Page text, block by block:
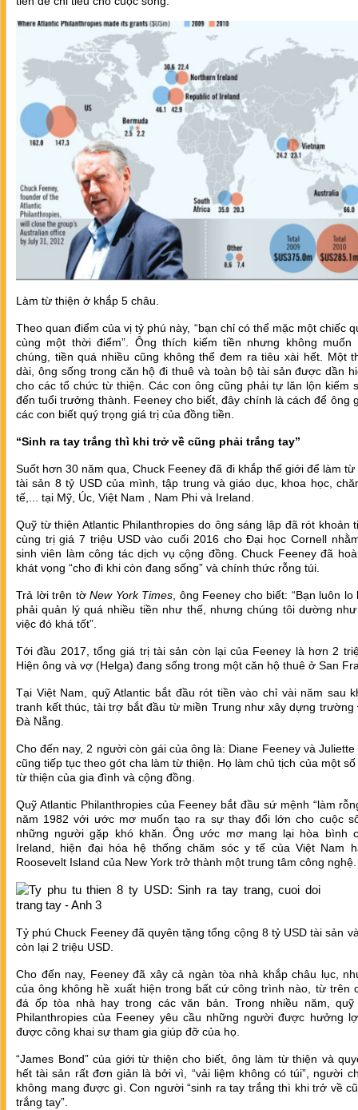
Làm từ thiện ở khắp 5 châu.
Theo quan điểm của vị tỷ phú này, “bạn chỉ có thể mặc một chiếc
cùng một thời điểm”. Ông thích kiếm tiền nhưng không muốn
chúng, tiền quá nhiều cũng không thể đem ra tiêu xài hết. Một
dài, ông sống trong căn hộ đi thuê và toàn bộ tài sản được dần
cho các tổ chức từ thiện. Các con ông cũng phải tự lăn lộn kiếm
đến tuổi trưởng thành. Feeney cho biết, đây chính là cách để ông
các con biết quý trọng giá trị của đồng tiền.
“Sinh ra tay trắng thì khi trở về cũng phải trắng tay”
Suốt hơn 30 năm qua, Chuck Feeney đã đi khắp thế giới để làm
tài sản 8 tỷ USD của mình, tập trung và giáo dục, khoa học,
tế,... tại Mỹ, Úc, Việt Nam , Nam Phi và Ireland.
Quỹ từ thiện Atlantic Philanthropies do ông sáng lập đã rót khoản
cùng trị giá 7 triệu USD vào cuối 2016 cho Đại học Cornell
sinh viên làm công tác dịch vụ cộng đồng. Chuck Feeney đã
khát vọng “cho đi khi còn đang sống” và chính thức rỗng túi.
Trả lời trên tờNew York Times , ông Feeney cho biết: “Bạn luôn lo
phải quản lý quá nhiều tiền như thế, nhưng chúng tôi dường
việc đó khá tốt”.
Tới đầu 2017, tổng giá trị tài sản còn lại của Feeney là hơn 2
Hiện ông và vợ (Helga) đang sống trong một căn hộ thuê ở San
Tại Việt Nam, quỹ Atlantic bắt đầu rót tiền vào chỉ vài năm sau
tranh kết thúc, tài trợ bắt đầu từ miền Trung như xây dựng trường
Đà Nẵng.
Cho đến nay, 2 người còn gái của ông là: Diane Feeney và Juliette
cũng tiếp tục theo gót cha làm từ thiện. Họ làm chủ tịch của một
từ thiện của gia đình và cộng đồng.
Quỹ Atlantic Philanthropies của Feeney bắt đầu sứ mệnh “làm
năm 1982 với ước mơ muốn tạo ra sự thay đổi lớn cho cuộc
những người gặp khó khăn. Ông ước mơ mang lại hòa bình
Ireland, hiện đại hóa hệ thống chăm sóc y tế của Việt Nam
Roosevelt Island của New York trở thành một trung tâm công nghệ.
Tỷ phú Chuck Feeney đã quyên tặng tổng cộng 8 tỷ USD tài sản
còn lại 2 triệu USD.
Cho đến nay, Feeney đã xây cả ngàn tòa nhà khắp châu lục,
của ông không hề xuất hiện trong bất cứ công trình nào, từ trên
đá ốp tòa nhà hay trong các văn bản. Trong nhiều năm, quỹ
Philanthropies của Feeney yêu cầu những người được hưởng
được công khai sự tham gia giúp đỡ của họ.
“James Bond” của giới từ thiện cho biết, ông làm từ thiện và
hết tài sản rất đơn giản là bởi vì, “vải liệm không có túi”, người
không mang được gì. Con người “sinh ra tay trắng thì khi trở về
trắng tay”.